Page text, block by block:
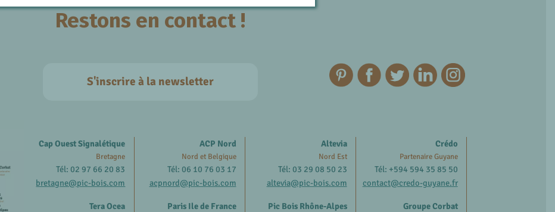
Restons en contact !
S'inscrire à la newsletter
Cap Ouest Signalétique
Bretagne
Tél: 02 97 66 20 83
bretagne@pic-bois.com
Tera Ocea
ACP Nord
Nord et Belgique
Tél: 06 10 76 03 17
acpnord@pic-bois.com
Paris Ile de France
Altevia
Nord Est
Tél: 03 29 08 50 23
altevia@pic-bois.com
Pic Bois Rhône-Alpes
Crédo
Partenaire Guyane
Tél: +594 594 35 85 50
contact@credo-guyane.fr
Groupe Corbat